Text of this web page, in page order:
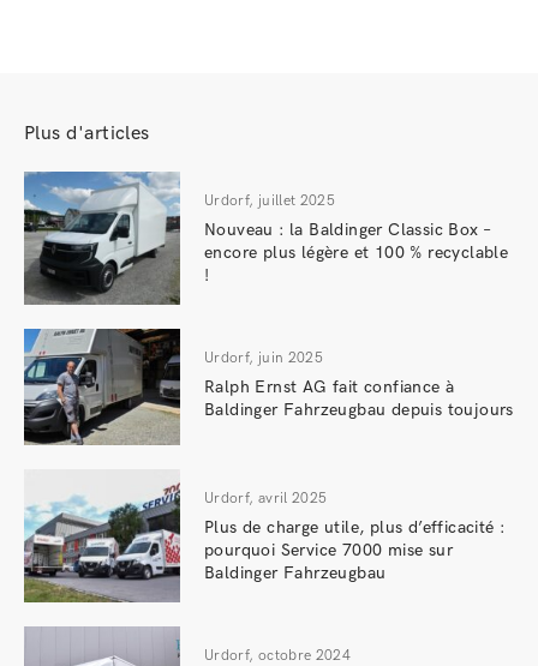
Plus d'articles
Urdorf, juillet 2025
Nouveau : la Baldinger Classic Box –
encore plus légère et 100 % recyclable
!
Urdorf, juin 2025
Ralph Ernst AG fait confiance à
Baldinger Fahrzeugbau depuis toujours
Urdorf, avril 2025
Plus de charge utile, plus d’efficacité :
pourquoi Service 7000 mise sur
Baldinger Fahrzeugbau
Urdorf, octobre 2024